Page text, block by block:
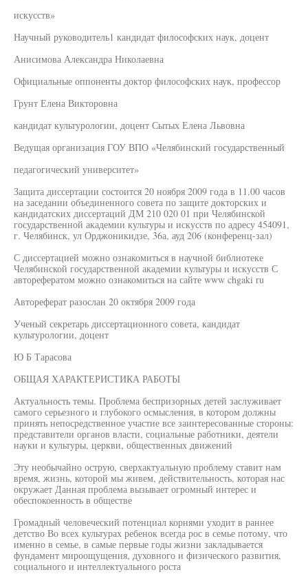
искусств»
Научный руководитель1 кандидат философских наук, доцент
Анисимова Александра Николаевна
Официальные оппоненты доктор философских наук, профессор
Грунт Елена Викторовна
кандидат культурологии, доцент Сытых Елена Львовна
Ведущая организация ГОУ ВПО «Челябинский государственный
педагогический университет»
Защита диссертации состоится 20 ноября 2009 года в 11.00 часов
на заседании объединенного совета по защите докторских и
кандидатских диссертаций ДМ 210 020 01 при Челябинской
государственной академии культуры и искусств по адресу 454091,
г. Челябинск, ул Орджоникидзе, 36а, ауд 206 (конференц-зал)
С диссертацией можно ознакомиться в научной библиотеке
Челябинской государственной академии культуры и искусств С
авторефератом можно ознакомиться на сайте www chgaki ru
Автореферат разослан 20 октября 2009 года
Ученый секретарь диссертационного совета, кандидат
культурологии, доцент
Ю Б Тарасова
ОБЩАЯ ХАРАКТЕРИСТИКА РАБОТЫ
Актуальность темы. Проблема беспризорных детей заслуживает
самого серьезного и глубокого осмысления, в котором должны
принять непосредственное участие все заинтересованные стороны:
представители органов власти, социальные работники, деятели
науки и культуры, церкви, общественных движений
Эту необычайно острую, сверхактуальную проблему ставит нам
время, жизнь, которой мы живем, действительность, которая нас
окружает Данная проблема вызывает огромный интерес и
обеспокоенность в обществе
Громадный человеческий потенциал корнями уходит в раннее
детство Во всех культурах ребенок всегда рос в семье потому, что
именно в семье, в самые первые годы жизни закладывается
фундамент мироощущения, духовного и физического развития,
социального и интеллектуального роста